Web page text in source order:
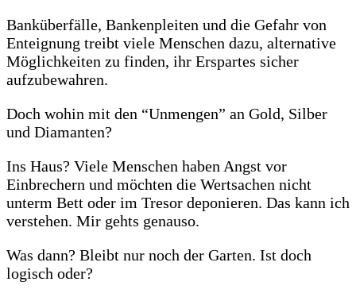
Banküberfälle, Bankenpleiten und die Gefahr von
Enteignung treibt viele Menschen dazu, alternative
Möglichkeiten zu finden, ihr Erspartes sicher
aufzubewahren.
Doch wohin mit den “Unmengen” an Gold, Silber
und Diamanten?
Ins Haus? Viele Menschen haben Angst vor
Einbrechern und möchten die Wertsachen nicht
unterm Bett oder im Tresor deponieren. Das kann ich
verstehen. Mir gehts genauso.
Was dann? Bleibt nur noch der Garten. Ist doch
logisch oder?